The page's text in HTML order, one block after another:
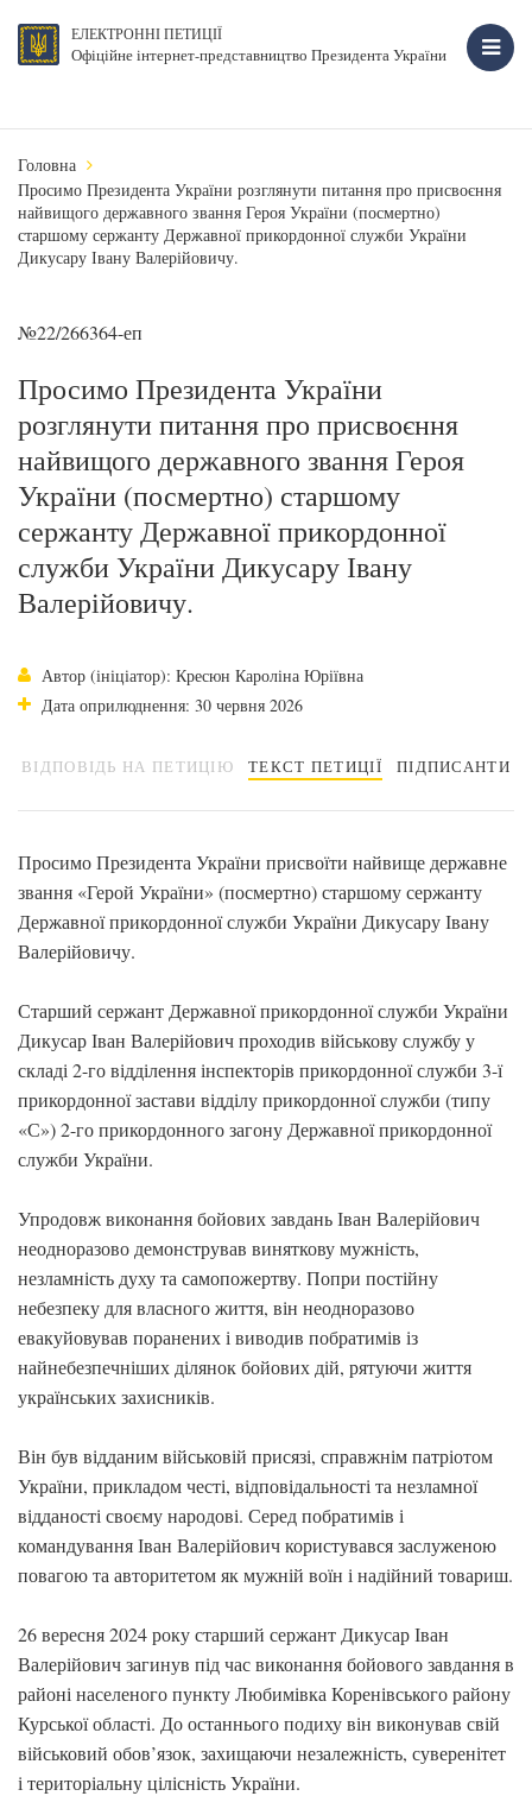
ЕЛЕКТРОННІ ПЕТИЦІЇ
Офіційне інтернет-представництво Президента України
Головна
Просимо Президента України розглянути питання про присвоєння
найвищого державного звання Героя України (посмертно)
старшому сержанту Державної прикордонної служби України
Дикусару Івану Валерійовичу.
№22/266364-еп
Просимо Президента України
розглянути питання про присвоєння
найвищого державного звання Героя
України (посмертно) старшому
сержанту Державної прикордонної
служби України Дикусару Івану
Валерійовичу.
Автор (ініціатор): Кресюн Кароліна Юріївна
Дата оприлюднення: 30 червня 2026
ВІДПОВІДЬ НА ПЕТИЦІЮ ТЕКСТ ПЕТИЦІЇ ПІДПИСАНТИ
Просимо Президента України присвоїти найвище державне
звання «Герой України» (посмертно) старшому сержанту
Державної прикордонної служби України Дикусару Івану
Валерійовичу.
Старший сержант Державної прикордонної служби України
Дикусар Іван Валерійович проходив військову службу у
складі 2-го відділення інспекторів прикордонної служби 3-ї
прикордонної застави відділу прикордонної служби (типу
«С») 2-го прикордонного загону Державної прикордонної
служби України.
Упродовж виконання бойових завдань Іван Валерійович
неодноразово демонстрував виняткову мужність,
незламність духу та самопожертву. Попри постійну
небезпеку для власного життя, він неодноразово
евакуйовував поранених і виводив побратимів із
найнебезпечніших ділянок бойових дій, рятуючи життя
українських захисників.
Він був відданим військовій присязі, справжнім патріотом
України, прикладом честі, відповідальності та незламної
відданості своєму народові. Серед побратимів і
командування Іван Валерійович користувався заслуженою
повагою та авторитетом як мужній воїн і надійний товариш.
26 вересня 2024 року старший сержант Дикусар Іван
Валерійович загинув під час виконання бойового завдання в
районі населеного пункту Любимівка Коренівського району
Курської області. До останнього подиху він виконував свій
військовий обов’язок, захищаючи незалежність, суверенітет
і територіальну цілісність України.